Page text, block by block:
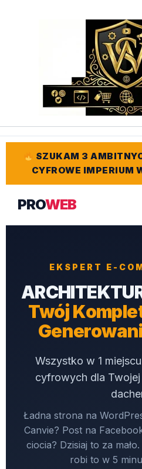
SZUKAM 3
CYFROWE IMPERIUM
PROWEB
EKSPERT E-
Twój
Wszystko w 1
cyfrowych dla
Ładna strona na
Canvie? Post na
ciocia? Dzisiaj to za
robi to w 5